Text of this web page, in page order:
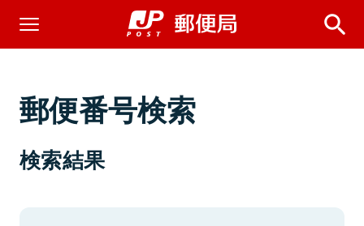
郵便番号検索
検索結果